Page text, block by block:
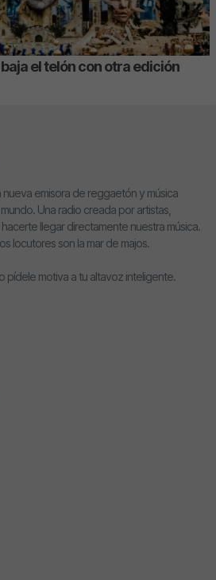
el telón con otra edición
nueva emisora de reggaetón y música
Una radio creada por artistas,
llegar directamente nuestra música.
locutores son la mar de majos.
pídele motiva a tu altavoz inteligente.